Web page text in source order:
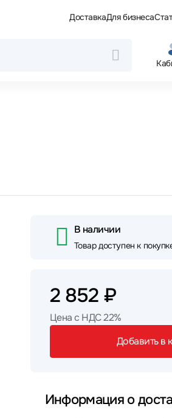
ДоставкаДля бизнеса
В наличии
Товар доступен к
2 852 ₽
Цена с НДС 22%
Добавить в
Информация о